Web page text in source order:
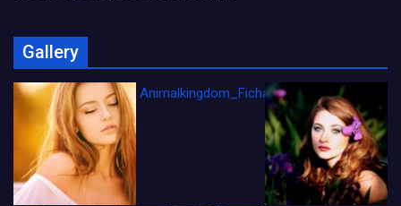
Gallery
Animalkingdom_FichaCine